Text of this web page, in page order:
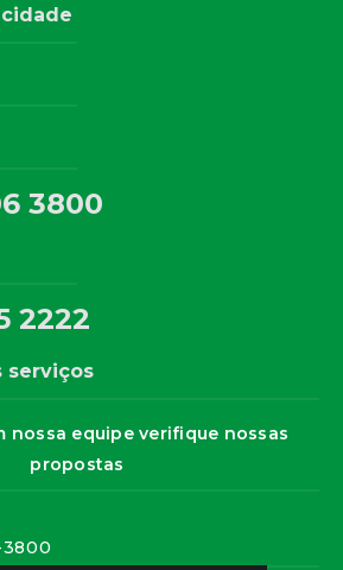
3800
2222
serviços
nossa equipe verifique nossas
propostas